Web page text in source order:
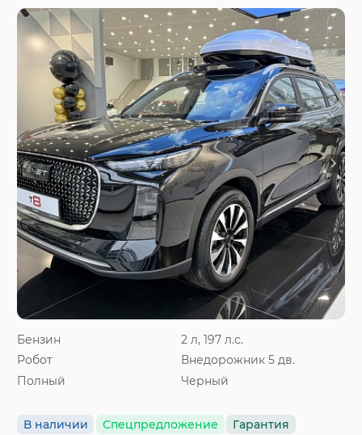
Бензин
2 л, 197 л.с.
Робот
Внедорожник 5 дв.
Полный
Черный
В наличии Спецпредложение Гарантия